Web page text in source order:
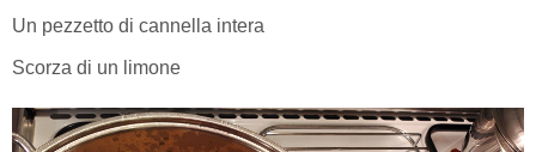
Un pezzetto di cannella intera
Scorza di un limone